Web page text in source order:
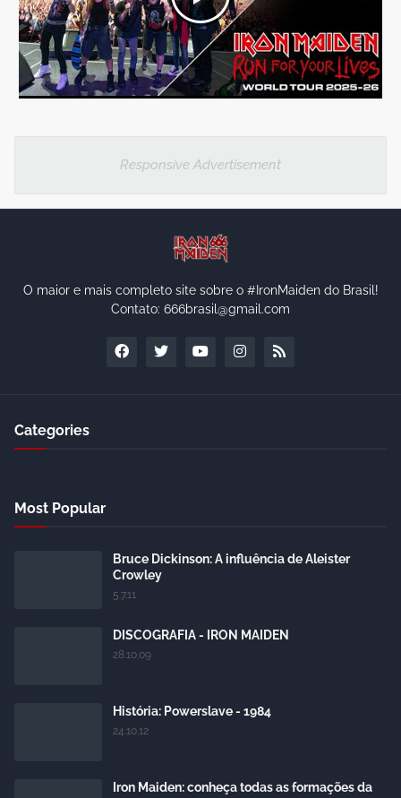
Responsive Advertisement
O maior e mais completo site sobre o #IronMaiden do Brasil!
Contato: 666brasil@gmail.com
Categories
Most Popular
Bruce Dickinson: A influência de Aleister
Crowley
5.7.11
DISCOGRAFIA - IRON MAIDEN
28.10.09
História: Powerslave - 1984
24.10.12
Iron Maiden: conheça todas as formações da